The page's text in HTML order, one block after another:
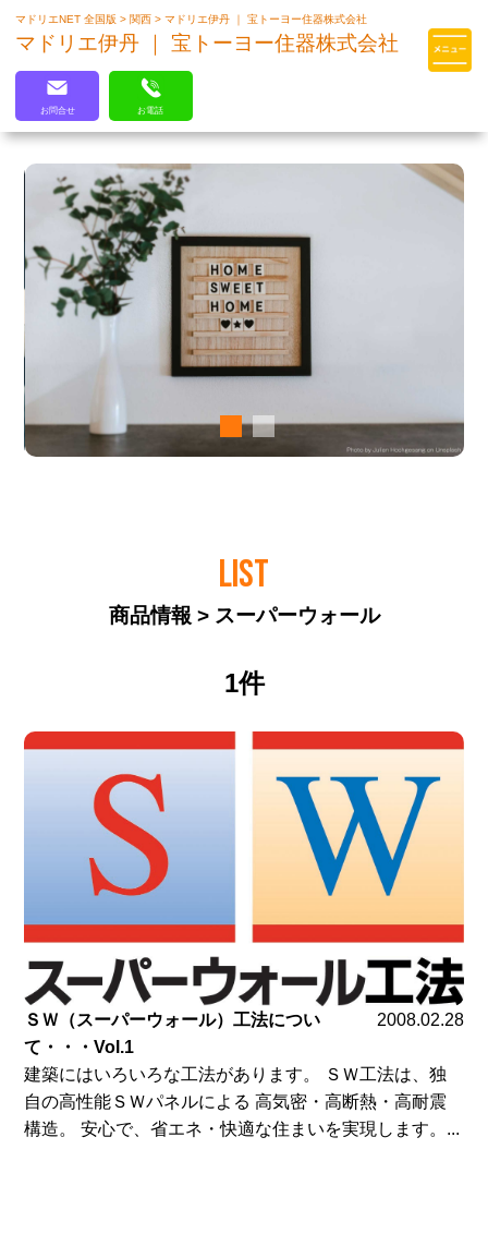
マドリエはLIXILの厳しい基準を
クリアした住まいのプロ集団です
マドリエNET 全国版> 関西>マドリエ伊丹 ｜ 宝トーヨー住器株式会社
マドリエ伊丹 ｜ 宝トーヨー住器株式会社
お問合せ お電話
LIST
商品情報 > スーパーウォール
1件
ＳＷ（スーパーウォール）工法につい
て・・・Vol.1
2008.02.28
建築にはいろいろな工法があります。 ＳＷ工法は、独
自の高性能ＳＷパネルによる 高気密・高断熱・高耐震
構造。 安心で、省エネ・快適な住まいを実現します。...